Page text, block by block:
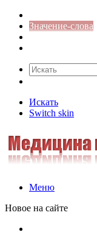
Значение-слова
Искать
Switch skin
Меню
Новое на сайте